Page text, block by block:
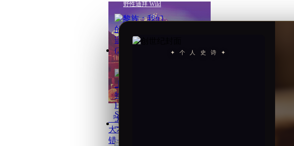
『精品珠峰』纳木错+珠峰
大本营+喀什伦布寺+羊卓雍
错+2大星空行摄地-不走回头
野性迪拜 Wild
✦ 个 人 史 诗 ✦